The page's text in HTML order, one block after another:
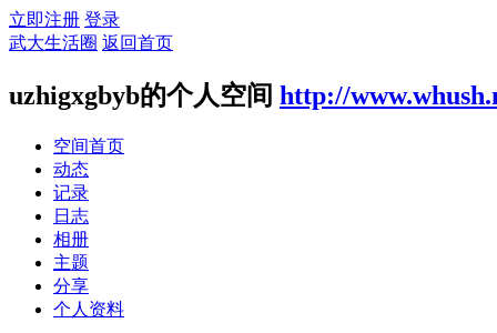
立即注册 登录
武大生活圈 返回首页
uzhigxgbyb的个人空间 http://
空间首页
动态
记录
日志
相册
主题
分享
个人资料